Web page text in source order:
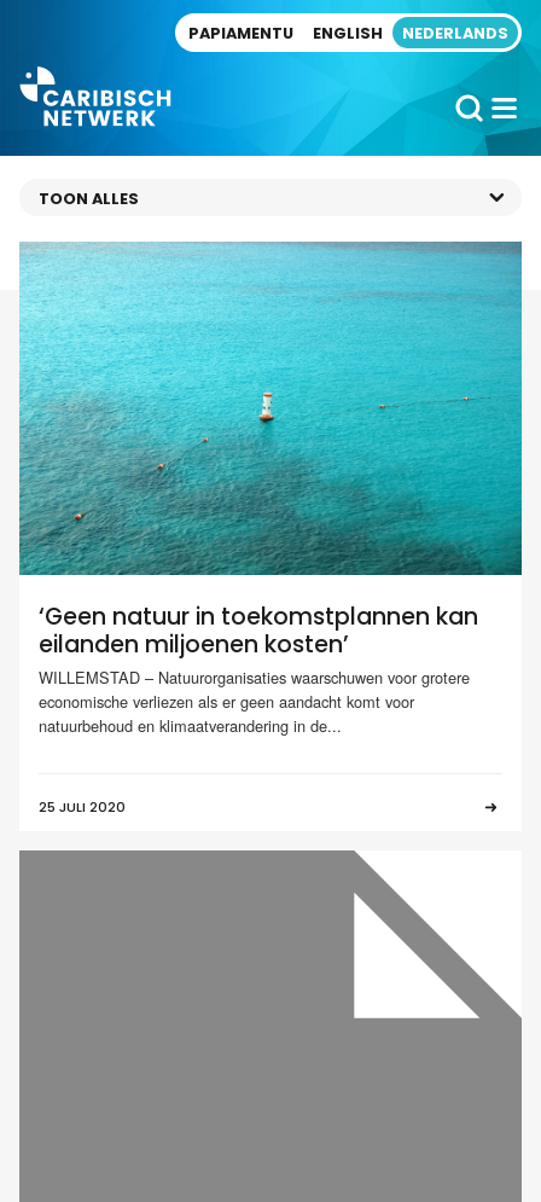
PAPIAMENTU ENGLISH NEDERLANDS
‘Geen natuur in toekomstplannen kan
eilanden miljoenen kosten’
WILLEMSTAD – Natuurorganisaties waarschuwen voor grotere
economische verliezen als er geen aandacht komt voor
natuurbehoud en klimaatverandering in de...
25 JULI 2020